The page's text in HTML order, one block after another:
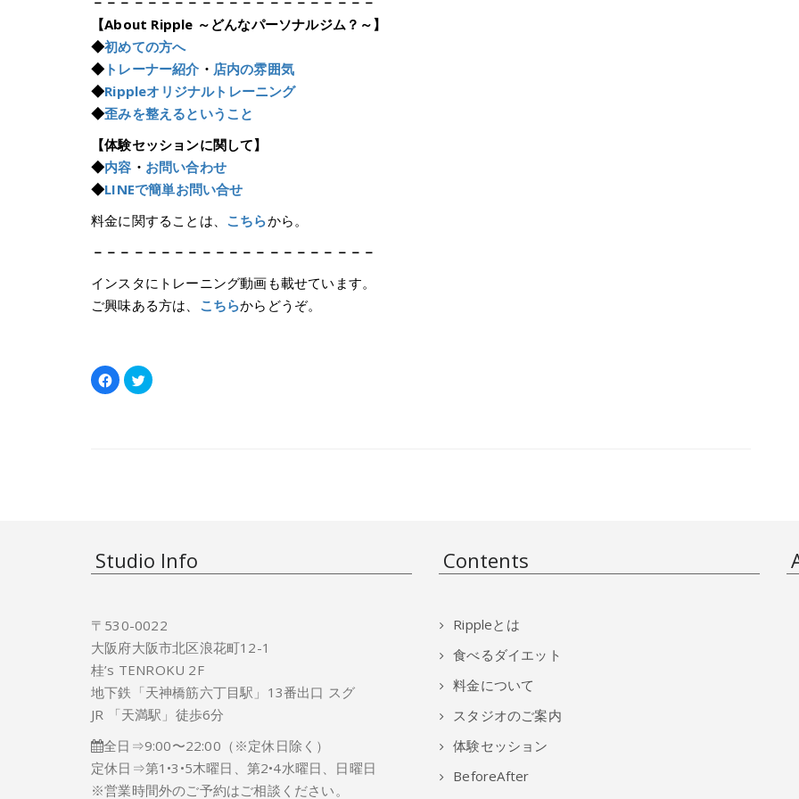
【About Ripple ～どんなパーソナルジム？～】
◆初めての方へ
◆ トレーナー紹介 ・ 店内の雰囲気
◆Rippleオリジナルトレーニング
◆歪みを整えるということ
【体験セッションに関して】
◆内容 ・ お問い合わせ
◆LINEで簡単お問い合せ
料金に関することは、 こちらから。
－－－－－－－－－－－－－－－－－－－－－
インスタにトレーニング動画も載せています。
ご興味ある方は、 こちらからどうぞ。
Facebook
で
い
(新
ン
ド
ウ
で
開
き
ま
す)
ク
リ
ウ
で
Studio Info
〒530-0022
大阪府大阪市北区浪花町12-1
桂’s TENROKU 2F
地下鉄「天神橋筋六丁目駅」13番出口 スグ
JR 「天満駅」徒歩6分
全日⇒9:00〜22:00（※定休日除く）
定休日⇒第1•3•5木曜日、第2•4水曜日、日曜日
※営業時間外のご予約はご相談ください。
Contents
Rippleとは
食べるダイエット
料金について
スタジオのご案内
体験セッション
BeforeAfter